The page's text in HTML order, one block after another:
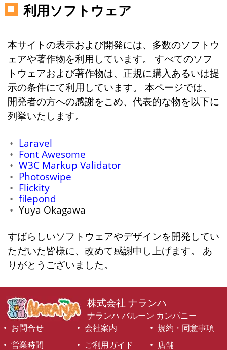
利用ソフトウェア
本サイトの表示および開発には、多数のソフトウ
ェアや著作物を利用しています。 すべてのソフ
トウェアおよび著作物は、正規に購入あるいは提
示の条件にて利用しています。 本ページでは、
開発者の方への感謝をこめ、代表的な物を以下に
列挙いたします。
Laravel
Font Awesome
W3C Markup Validator
Photoswipe
Flickity
filepond
Yuya Okagawa
すばらしいソフトウェアやデザインを開発してい
ただいた皆様に、改めて感謝申し上げます。 あ
りがとうございました。
株式会社 ナランハ
ナランハ バルーン カンパニー
お問合せ
会社案内
規約・同意事項
営業時間
ご利用ガイド 店舗